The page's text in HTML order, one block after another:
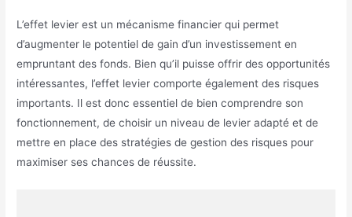
L’effet levier est un mécanisme financier qui permet
d’augmenter le potentiel de gain d’un investissement en
empruntant des fonds. Bien qu’il puisse offrir des opportunités
intéressantes, l’effet levier comporte également des risques
importants. Il est donc essentiel de bien comprendre son
fonctionnement, de choisir un niveau de levier adapté et de
mettre en place des stratégies de gestion des risques pour
maximiser ses chances de réussite.